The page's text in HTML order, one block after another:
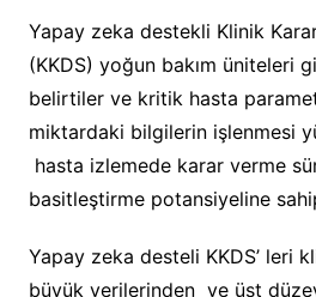
Yapay zeka destekli Klinik
(KKDS) yoğun bakım üniteleri
belirtiler ve kritik hasta
miktardaki bilgilerin işlenmesi
hasta izlemede karar verme
basitleştirme potansiyeline
Yapay zeka desteli KKDS’ leri
büyük verilerinden ve üst